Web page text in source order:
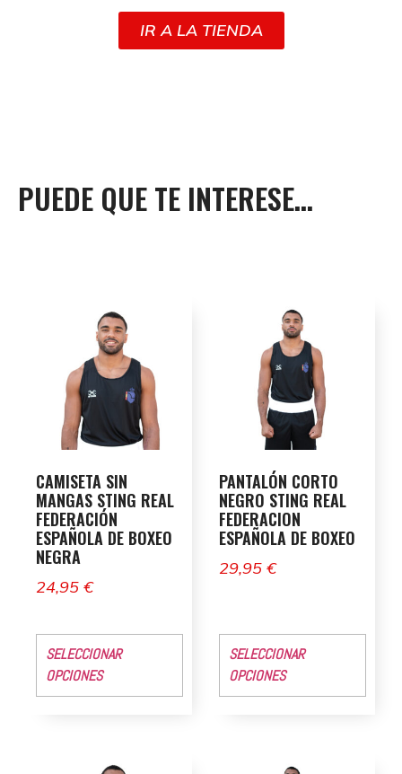
IR A LA TIENDA
PUEDE QUE TE INTERESE...
CAMISETA SIN
MANGAS STING REAL
FEDERACIÓN
ESPAÑOLA DE BOXEO
NEGRA
24,95 €
SELECCIONAR
OPCIONES
PANTALÓN CORTO
NEGRO STING REAL
FEDERACION
ESPAÑOLA DE BOXEO
29,95 €
SELECCIONAR
OPCIONES